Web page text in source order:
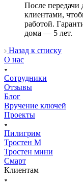
После
клиентами,
работой.
дома — 5 лет.
Назад к списку
О нас
Сотрудники
Отзывы
Блог
Вручение ключей
Проекты
Пилигрим
Тростен М
Тростен мини
Смарт
Клиентам